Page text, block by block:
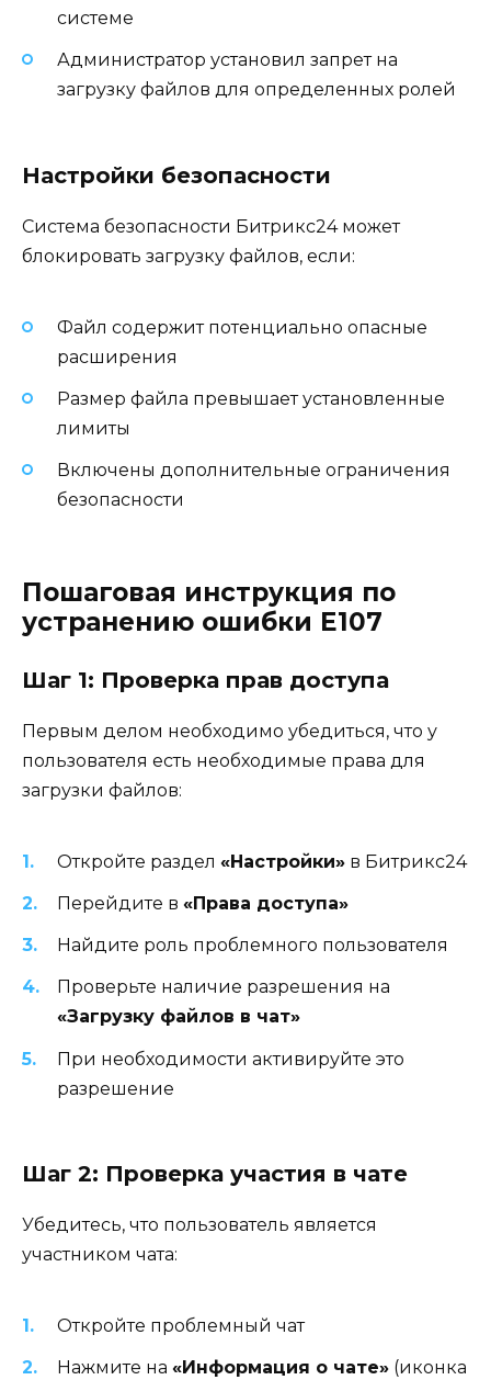
системе
Администратор установил запрет на
загрузку файлов для определенных ролей
Настройки безопасности
Система безопасности Битрикс24 может
блокировать загрузку файлов, если:
Файл содержит потенциально опасные
расширения
Размер файла превышает установленные
лимиты
Включены дополнительные ограничения
безопасности
Пошаговая инструкция по
устранению ошибки E107
Шаг 1: Проверка прав доступа
Первым делом необходимо убедиться, что у
пользователя есть необходимые права для
загрузки файлов:
Откройте раздел «Настройки» в Битрикс24
Перейдите в «Права доступа»
Найдите роль проблемного пользователя
Проверьте наличие разрешения на
«Загрузку файлов в чат»
При необходимости активируйте это
разрешение
Шаг 2: Проверка участия в чате
Убедитесь, что пользователь является
участником чата:
Откройте проблемный чат
Нажмите на «Информация о чате» (иконка